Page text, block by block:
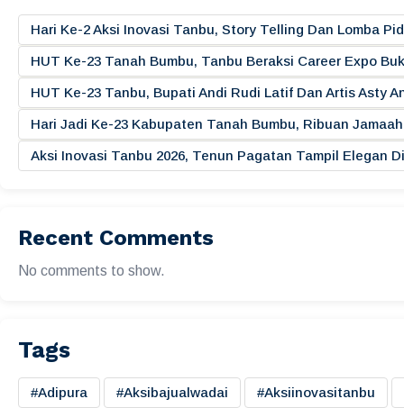
Hari Ke-2 Aksi Inovasi Tanbu, Story Telling Dan Lomba
HUT Ke-23 Tanah Bumbu, Tanbu Beraksi Career Expo
HUT Ke-23 Tanbu, Bupati Andi Rudi Latif Dan Artis Asty
Hari Jadi Ke-23 Kabupaten Tanah Bumbu, Ribuan
Aksi Inovasi Tanbu 2026, Tenun Pagatan Tampil Elegan
Recent Comments
No comments to show.
Tags
#adipura #aksibajualwadai #aksiinovasitanbu